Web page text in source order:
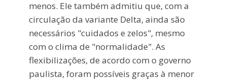
menos. Ele também admitiu que, com a
circulação da variante Delta, ainda são
necessários "cuidados e zelos", mesmo
com o clima de "normalidade". As
flexibilizações, de acordo com o governo
paulista, foram possíveis graças à menor